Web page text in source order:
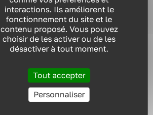
Nos ressources
interactions. Ils améliorent le
fonctionnement du site et le
contenu proposé. Vous pouvez
choisir de les activer ou de les
désactiver à tout moment.
Tout accepter
Personnaliser